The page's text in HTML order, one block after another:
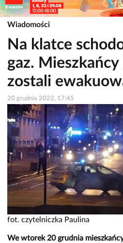
Wiadomości
Na klatce
gaz.
zostali
20 grudnia 2022, 17:45
fot. czytelniczka Paulina
We wtorek 20 grudnia